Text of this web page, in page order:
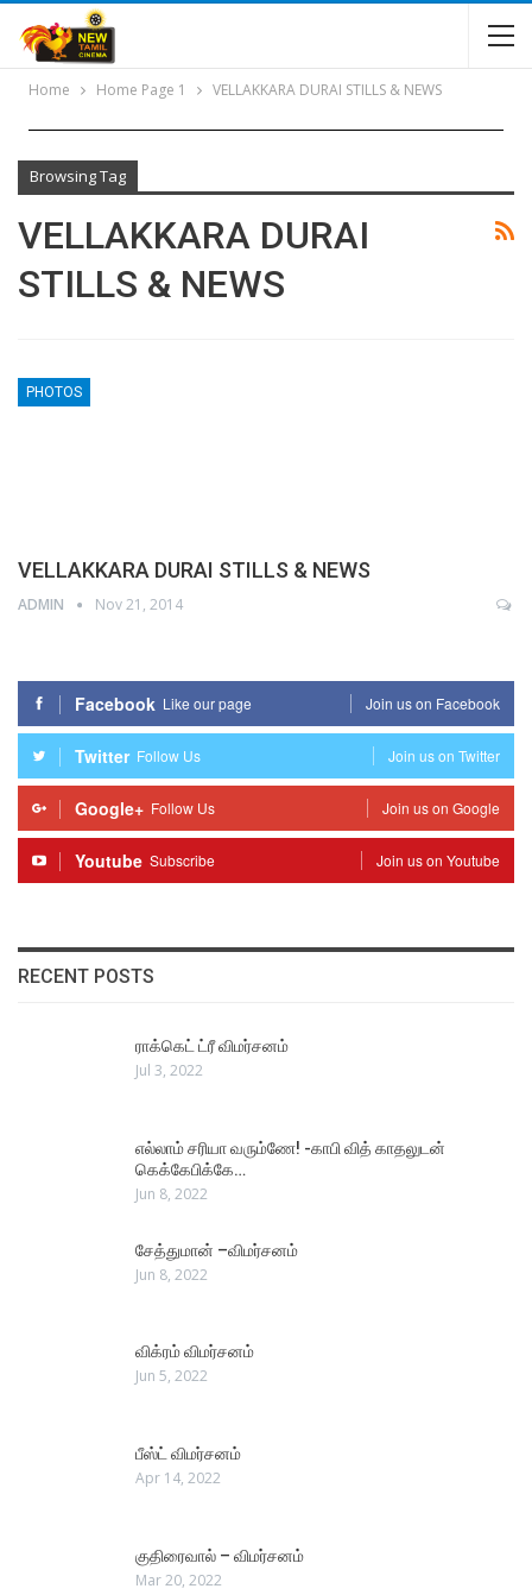
Home Home Page 1 VELLAKKARA DURAI STILLS & NEWS
Browsing Tag
VELLAKKARA DURAI
STILLS & NEWS
PHOTOS
VELLAKKARA DURAI STILLS & NEWS
ADMIN Nov 21, 2014
Facebook Like our page Join us on Facebook
Twitter Follow Us Join us on Twitter
Google+ Follow Us Join us on Google
Youtube Subscribe Join us on Youtube
RECENT POSTS
ராக்கெட் ட்ரீ விமர்சனம்
Jul 3, 2022
எல்லாம் சரியா வரும்ணே! -காபி வித் காதலுடன்
கெக்கேபிக்கே…
Jun 8, 2022
சேத்துமான் –விமர்சனம்
Jun 8, 2022
விக்ரம் விமர்சனம்
Jun 5, 2022
பீஸ்ட் விமர்சனம்
Apr 14, 2022
குதிரைவால் – விமர்சனம்
Mar 20, 2022